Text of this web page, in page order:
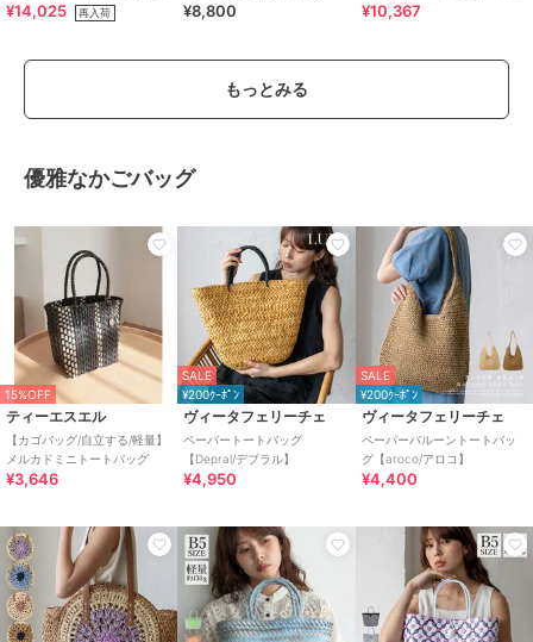
ッグ メルカドバッグ かごバッ
¥14,025 再入荷 ¥8,800
ッグ メルカドバッグ かごバッ
¥10,367
もっとみる
優雅なかごバッグ
15%OFF
ティーエスエル
【カゴバッグ/自立する/軽量】
メルカドミニトートバッグ
¥3,646
SALE
¥200ｸｰﾎﾟﾝ
ヴィータフェリーチェ
ペーパートートバッグ
【Depral/デプラル】
¥4,950
SALE
¥200ｸｰﾎﾟﾝ
ヴィータフェリーチェ
ペーパーバルーントートバッ
グ【aroco/アロコ】
¥4,400